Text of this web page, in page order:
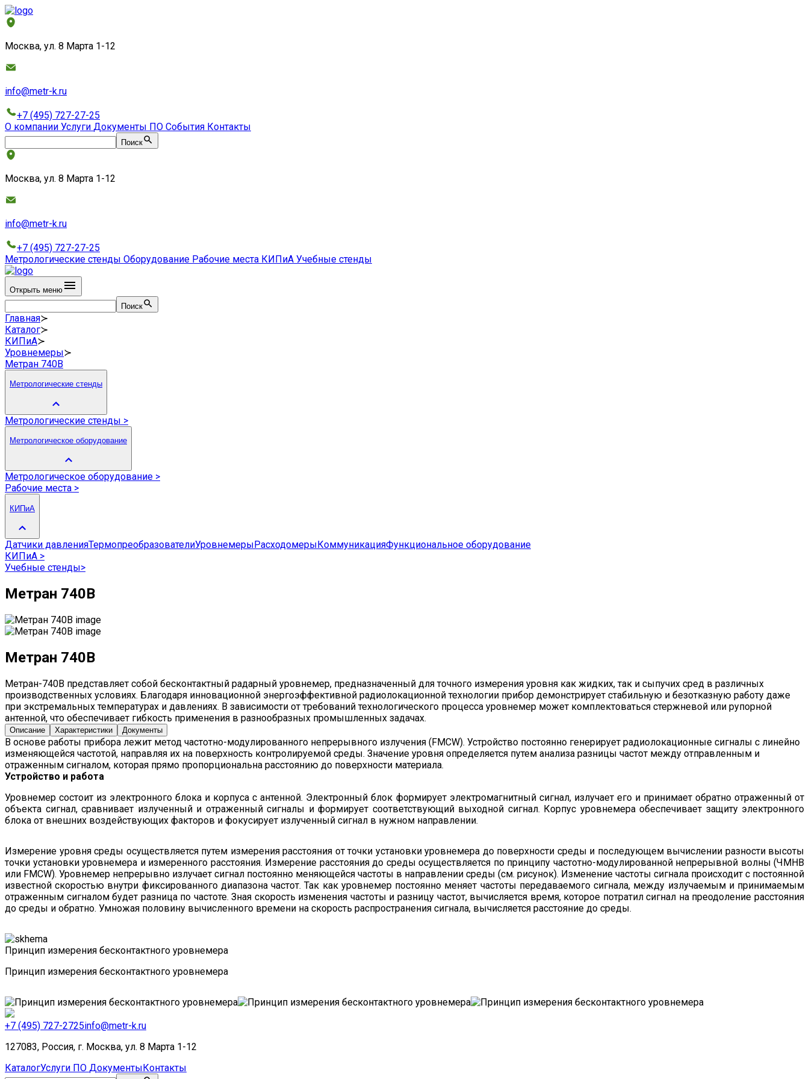
Москва, ул. 8 Марта 1-12
info@metr-k.ru
+7 (495) 727-27-25
О компании Услуги Документы ПО События Контакты
Поиск
Москва, ул. 8 Марта 1-12
info@metr-k.ru
+7 (495) 727-27-25
Метрологические стенды Оборудование Рабочие места КИПиА Учебные стенды
Открыть меню
Поиск
Главная≻
Каталог≻
КИПиА≻
Уровнемеры≻
Метран 740B
Метрологические стенды
Метрологические стенды >
Метрологическое оборудование
Метрологическое оборудование >
Рабочие места >
КИПиА
Датчики давленияТермопреобразователиУровнемерыРасходомерыКоммуникацияФункциональное оборудование
КИПиА >
Учебные стенды>
Метран 740B
Метран 740B
Метран-740B представляет собой бесконтактный радарный уровнемер, предназначенный для точного измерения уровня как жидких, так и сыпучих сред в различных
производственных условиях. Благодаря инновационной энергоэффективной радиолокационной технологии прибор демонстрирует стабильную и безотказную работу даже
при экстремальных температурах и давлениях. В зависимости от требований технологического процесса уровнемер может комплектоваться стержневой или рупорной
антенной, что обеспечивает гибкость применения в разнообразных промышленных задачах.
Описание Характеристики Документы
В основе работы прибора лежит метод частотно-модулированного непрерывного излучения (FMCW). Устройство постоянно генерирует радиолокационные сигналы с линейно
изменяющейся частотой, направляя их на поверхность контролируемой среды. Значение уровня определяется путем анализа разницы частот между отправленным и
отраженным сигналом, которая прямо пропорциональна расстоянию до поверхности материала.
Устройство и работа
Уровнемер состоит из электронного блока и корпуса с антенной. Электронный блок формирует электромагнитный сигнал, излучает его и принимает обратно отраженный от
объекта сигнал, сравнивает излученный и отраженный сигналы и формирует соответствующий выходной сигнал. Корпус уровнемера обеспечивает защиту электронного
блока от внешних воздействующих факторов и фокусирует излученный сигнал в нужном направлении.
Измерение уровня среды осуществляется путем измерения расстояния от точки установки уровнемера до поверхности среды и последующем вычислении разности высоты
точки установки уровнемера и измеренного расстояния. Измерение расстояния до среды осуществляется по принципу частотно-модулированной непрерывной волны (ЧМНВ
или FMCW). Уровнемер непрерывно излучает сигнал постоянно меняющейся частоты в направлении среды (см. рисунок). Изменение частоты сигнала происходит с постоянной
известной скоростью внутри фиксированного диапазона частот. Так как уровнемер постоянно меняет частоты передаваемого сигнала, между излучаемым и принимаемым
отраженным сигналом будет разница по частоте. Зная скорость изменения частоты и разницу частот, вычисляется время, которое потратил сигнал на преодоление расстояния
до среды и обратно. Умножая половину вычисленного времени на скорость распространения сигнала, вычисляется расстояние до среды.
Принцип измерения бесконтактного уровнемера
Принцип измерения бесконтактного уровнемера
+7 (495) 727-2725info@metr-k.ru
127083, Россия, г. Москва, ул. 8 Марта 1-12
КаталогУслуги ПО ДокументыКонтакты